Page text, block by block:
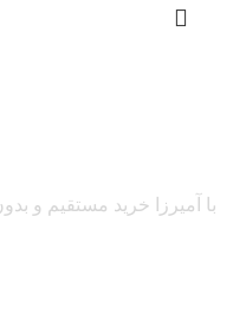
با آمیرزا خرید مستقیم و